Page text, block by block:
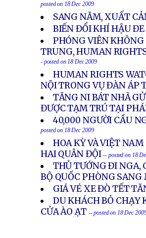
posted on 18 Dec 2009
SANG NĂM, XUẤT
BIẾN ĐỔI KHÍ HẬU
PHÓNG VIÊN
TRUNG, HUMAN
- posted on 18 Dec 2009
HUMAN RIGHTS
NỘI TRONG VỤ ĐÀN ÁP
TĂNG NI BÁT NHÃ
ĐƯỢC TẠM TRÚ TẠI
40,000 NGƯỜI CẦU
posted on 18 Dec 2009
HOA KỲ VÀ VIỆT
HAI QUÂN ĐỘI -- posted on 18
THỦ TƯỚNG ĐI NGA,
BỘ QUỐC PHÒNG SANG
GIÁ VÉ XE ĐÒ TẾT
DU KHÁCH BỎ CHẠY
CỬA ÀO ẠT -- posted on 18 Dec